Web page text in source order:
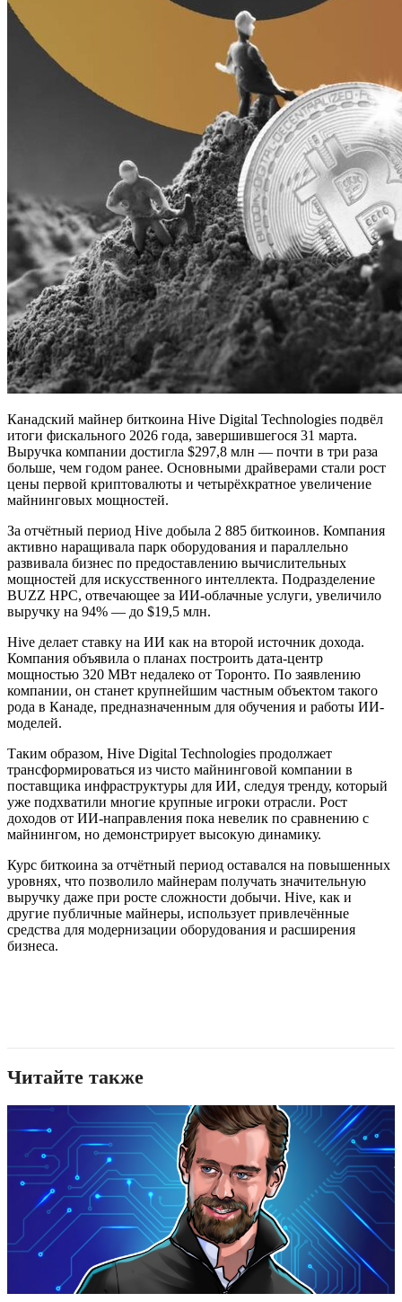
Канадский майнер биткоина Hive Digital Technologies подвёл
итоги фискального 2026 года, завершившегося 31 марта.
Выручка компании достигла $297,8 млн — почти в три раза
больше, чем годом ранее. Основными драйверами стали рост
цены первой криптовалюты и четырёхкратное увеличение
майнинговых мощностей.
За отчётный период Hive добыла 2 885 биткоинов. Компания
активно наращивала парк оборудования и параллельно
развивала бизнес по предоставлению вычислительных
мощностей для искусственного интеллекта. Подразделение
BUZZ HPC, отвечающее за ИИ-облачные услуги, увеличило
выручку на 94% — до $19,5 млн.
Hive делает ставку на ИИ как на второй источник дохода.
Компания объявила о планах построить дата-центр
мощностью 320 МВт недалеко от Торонто. По заявлению
компании, он станет крупнейшим частным объектом такого
рода в Канаде, предназначенным для обучения и работы ИИ-
моделей.
Таким образом, Hive Digital Technologies продолжает
трансформироваться из чисто майнинговой компании в
поставщика инфраструктуры для ИИ, следуя тренду, который
уже подхватили многие крупные игроки отрасли. Рост
доходов от ИИ-направления пока невелик по сравнению с
майнингом, но демонстрирует высокую динамику.
Курс биткоина за отчётный период оставался на повышенных
уровнях, что позволило майнерам получать значительную
выручку даже при росте сложности добычи. Hive, как и
другие публичные майнеры, использует привлечённые
средства для модернизации оборудования и расширения
бизнеса.
Читайте также